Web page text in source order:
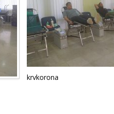
krvkorona